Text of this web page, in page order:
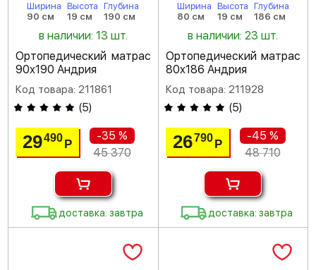
Ширина
90 см
Высота
19 см
Глубина
190 см
в наличии: 13 шт.
Ортопедический матрас
90х190 Андрия
Код товара: 211861
(5)
29490Р
-35 %
45 370
доставка: завтра
Ширина
80 см
Высота
19 см
Глубина
186 см
в наличии: 23 шт.
Ортопедический матрас
80х186 Андрия
Код товара: 211928
(5)
26790 Р
-45 %
48 710
доставка: завтра